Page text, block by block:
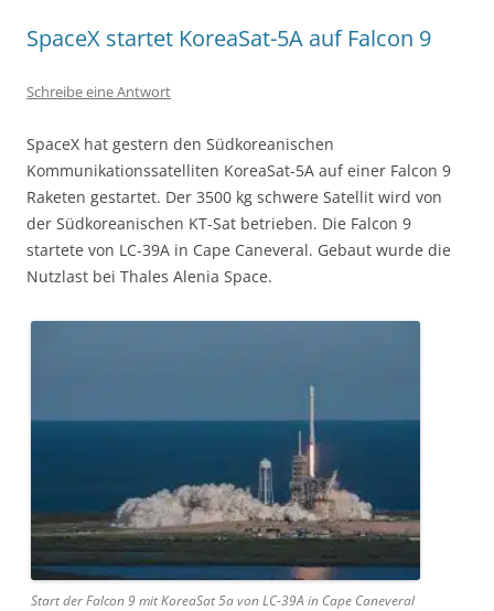
SpaceX startet KoreaSat-5A auf Falcon 9
Schreibe eine Antwort
SpaceX hat gestern den Südkoreanischen
Kommunikationssatelliten KoreaSat-5A auf einer Falcon 9
Raketen gestartet. Der 3500 kg schwere Satellit wird von
der Südkoreanischen KT-Sat betrieben. Die Falcon 9
startete von LC-39A in Cape Caneveral. Gebaut wurde die
Nutzlast bei Thales Alenia Space.
Start der Falcon 9 mit KoreaSat 5a von LC-39A in Cape Caneveral